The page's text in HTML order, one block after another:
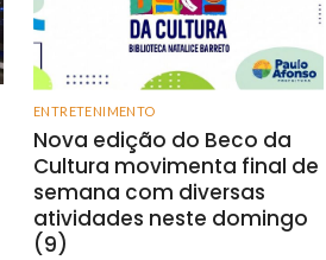
ENTRETENIMENTO
Nova edição do Beco da
Cultura movimenta final de
semana com diversas
atividades neste domingo
(9)